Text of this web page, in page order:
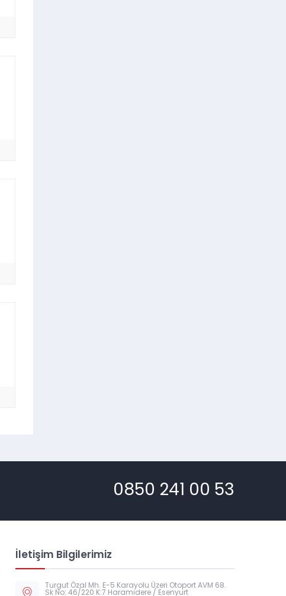
0850 241 00 53
İletişim Bilgilerimiz
Turgut Özal Mh. E-5 Karayolu Üzeri Otoport AVM 68.
Sk No: 46/220 K:7 Haramidere / Esenyurt